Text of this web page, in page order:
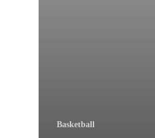
Basketball